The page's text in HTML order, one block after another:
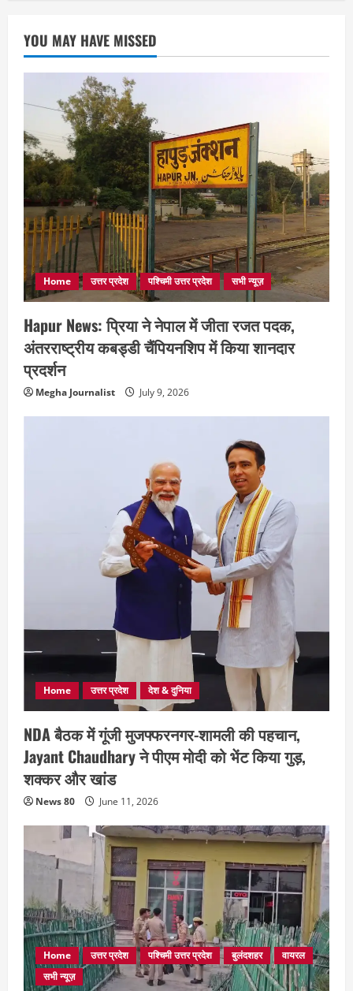
YOU MAY HAVE MISSED
Home उत्तर प्रदेश पश्चिमी उत्तर प्रदेश सभी न्यूज़
Hapur News: प्रिया ने नेपाल में जीता रजत पदक,
अंतरराष्ट्रीय कबड्डी चैंपियनशिप में किया शानदार
प्रदर्शन
Megha Journalist July 9, 2026
Home उत्तर प्रदेश देश & दुनिया
NDA बैठक में गूंजी मुजफ्फरनगर-शामली की पहचान,
Jayant Chaudhary ने पीएम मोदी को भेंट किया गुड़,
शक्कर और खांड
News 80 June 11, 2026
Home उत्तर प्रदेश पश्चिमी उत्तर प्रदेश बुलंदशहर
वायरल
सभी न्यूज़